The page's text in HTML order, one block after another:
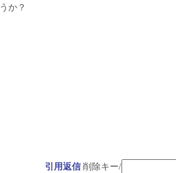
か？
引用返信 削除キー/